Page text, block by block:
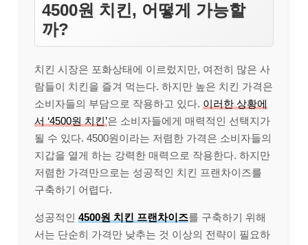
4500원 치킨, 어떻게 가능할
까?
치킨 시장은 포화상태에 이르렀지만, 여전히 많은 사
람들이 치킨을 즐겨 먹는다. 하지만 높은 치킨 가격은
소비자들의 부담으로 작용하고 있다. 이러한 상황에
서 ‘4500원 치킨’은 소비자들에게 매력적인 선택지가
될 수 있다. 4500원이라는 저렴한 가격은 소비자들의
지갑을 열게 하는 강력한 매력으로 작용한다. 하지만
저렴한 가격만으로는 성공적인 치킨 프랜차이즈를
구축하기 어렵다.
성공적인 4500원 치킨 프랜차이즈를 구축하기 위해
서는 단순히 가격만 낮추는 것 이상의 전략이 필요하